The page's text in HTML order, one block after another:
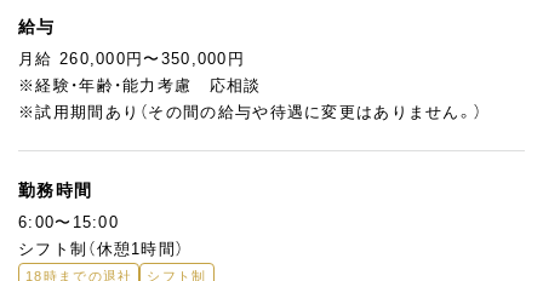
給与
月給 260,000円〜350,000円
※経験・年齢・能力考慮 応相談
※試用期間あり（その間の給与や待遇に変更はありません。）
勤務時間
6:00〜15:00
シフト制（休憩1時間）
18時までの退社 シフト制